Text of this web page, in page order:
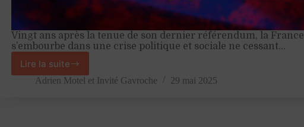
Vingt ans après la tenue de son dernier référendum, la France
s’embourbe dans une crise politique et sociale ne cessant…
Lire la suite
Depuis
2005,
Adrien Motel et Invité Gavroche 29 mai 2025